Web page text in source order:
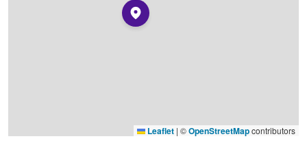
Leaflet | ©OpenStreetMapcontributors